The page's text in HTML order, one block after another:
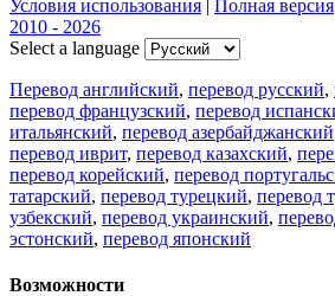
Условия использования | Полная версия
2010 - 2026
Select a language
Перевод английский, перевод русский,
перевод французский, перевод
итальянский, перевод азербайджанский
перевод иврит, перевод казахский,
перевод корейский, перевод
татарский, перевод турецкий, перевод
узбекский, перевод украинский,
эстонский, перевод японский
Возможности